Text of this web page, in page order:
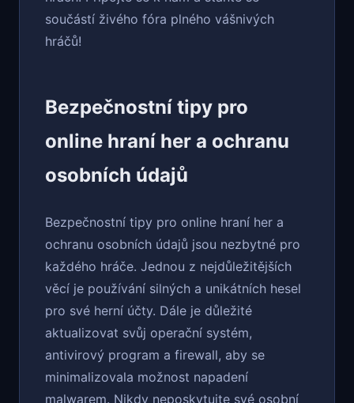
součástí živého fóra plného vášnivých
hráčů!
Bezpečnostní tipy pro
online hraní her a ochranu
osobních údajů
Bezpečnostní tipy pro online hraní her a
ochranu osobních údajů jsou nezbytné pro
každého hráče. Jednou z nejdůležitějších
věcí je používání silných a unikátních hesel
pro své herní účty. Dále je důležité
aktualizovat svůj operační systém,
antivirový program a firewall, aby se
minimalizovala možnost napadení
malwarem. Nikdy neposkytujte své osobní